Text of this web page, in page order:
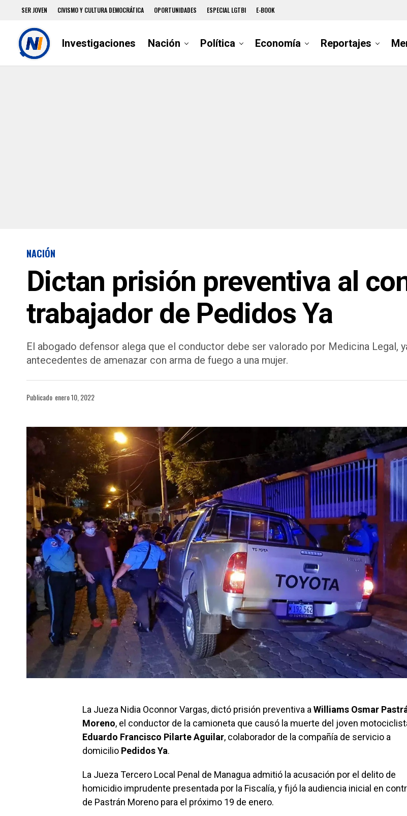
SER JOVEN CIVISMO Y CULTURA DEMOCRÁTICA OPORTUNIDADES ESPECIAL LGTBI E-BOOK
Investigaciones Nación Política Economía Reportajes
NACIÓN
Dictan prisión preventiva al
trabajador de Pedidos Ya
El abogado defensor alega que el conductor debe ser valorado por Medicina Legal,
antecedentes de amenazar con arma de fuego a una mujer.
Publicado enero 10, 2022
La Jueza Nidia Oconnor Vargas, dictó prisión preventiva aWilliams Osmar
Moreno, el conductor de la camioneta que causó la muerte del joven
Eduardo Francisco Pilarte Aguilar, colaborador de la compañía de servicio a
domicilio Pedidos Ya.
La Jueza Tercero Local Penal de Managua admitió la acusación por el delito de
homicidio imprudente presentada por la Fiscalía, y fijó la audiencia inicial en
de Pastrán Moreno para el próximo 19 de enero.